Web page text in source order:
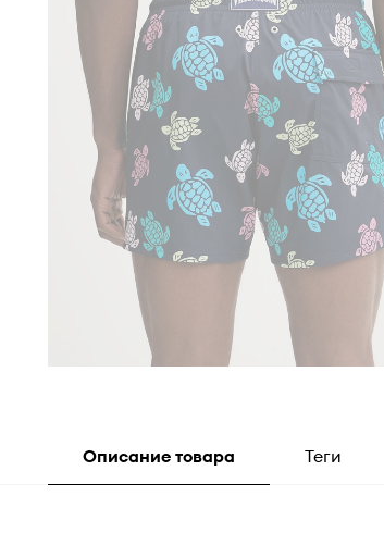
Описание товара Теги